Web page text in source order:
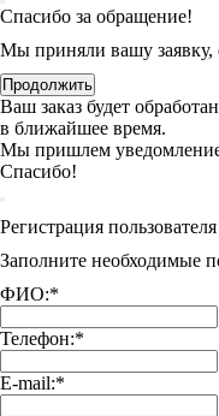
Спасибо за обращение!
Мы приняли вашу заявку,
Продолжить
Ваш заказ будет обработан
в ближайшее время.
Мы пришлем уведомление,
Спасибо!
Регистрация пользователя
Заполните необходимые
ФИО:*
Телефон:*
E-mail:*